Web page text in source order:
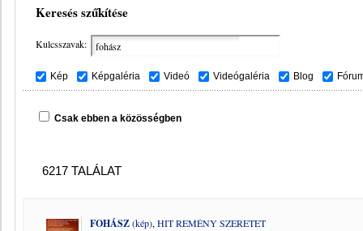
Keresés szűkítése
Kulcsszavak:
Kép Képgaléria Videó Videógaléria Blog
Csak ebben a közösségben
6217 TALÁLAT
FOHÁSZ(kép), HIT REMÉNY SZERETET